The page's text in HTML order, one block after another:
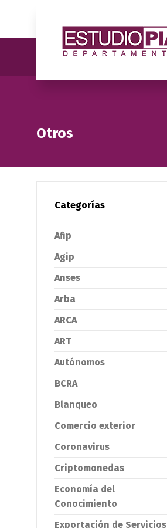
Otros
Categorías
Afip
Agip
Anses
Arba
ARCA
ART
Autónomos
BCRA
Blanqueo
Comercio exterior
Coronavirus
Criptomonedas
Economía del
Conocimiento
Exportación de Servicios